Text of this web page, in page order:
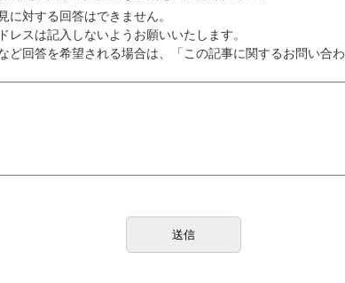
に対する回答はできません。
レスは記入しないようお願いいたします。
ど回答を希望される場合は、「この記事に関するお問い合